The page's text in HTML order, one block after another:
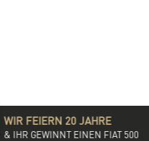
WIR FEIERN 20 JAHRE
& IHR GEWINNT EINEN FIAT 500